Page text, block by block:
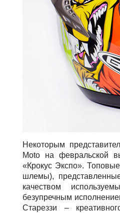
Некоторым
Moto на февральской
«Крокус Экспо».
шлемы),
качеством
безупречным
Стареззи –